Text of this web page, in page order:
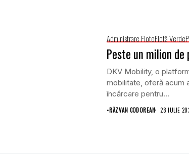
Administrare FloteFlotă Verde
Peste un milion
DKV Mobility, o
mobilitate, oferă acum
încărcare pentru...
•RĂZVAN CODOREAN 28 IULIE